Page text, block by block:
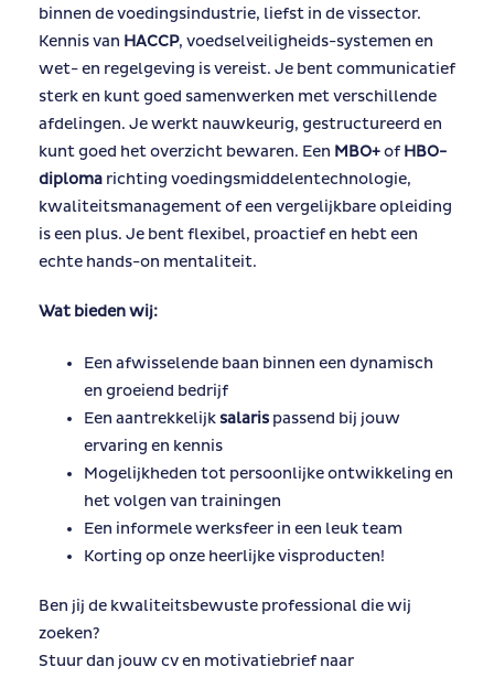
binnen de voedingsindustrie, liefst in de vissector.
Kennis van HACCP, voedselveiligheids-systemen en
wet- en regelgeving is vereist. Je bent communicatief
sterk en kunt goed samenwerken met verschillende
afdelingen. Je werkt nauwkeurig, gestructureerd en
kunt goed het overzicht bewaren. Een MBO+of HBO-
diploma richting voedingsmiddelentechnologie,
kwaliteitsmanagement of een vergelijkbare opleiding
is een plus. Je bent flexibel, proactief en hebt een
echte hands-on mentaliteit.
Wat bieden wij:
Een afwisselende baan binnen een dynamisch
en groeiend bedrijf
Een aantrekkelijk salaris passend bij jouw
ervaring en kennis
Mogelijkheden tot persoonlijke ontwikkeling en
het volgen van trainingen
Een informele werksfeer in een leuk team
Korting op onze heerlijke visproducten!
Ben jij de kwaliteitsbewuste professional die wij
zoeken?
Stuur dan jouw cv en motivatiebrief naar